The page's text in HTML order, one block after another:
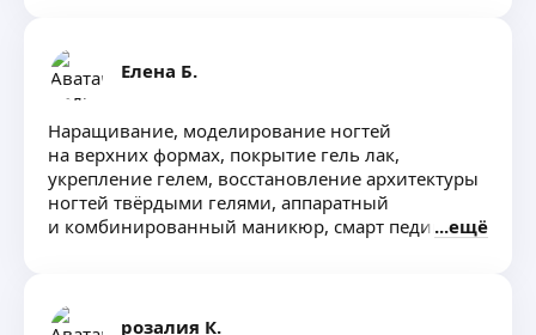
Елена Б.
Наращивание, моделирование ногтей
на верхних формах, покрытие гель лак,
укрепление гелем, восстановление архитектуры
ногтей твёрдыми гелями, аппаратный
и комбинированный маникюр, смарт педикюрещё
розалия К.